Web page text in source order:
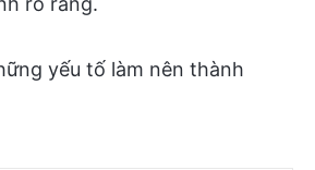
yếu tố làm nên thành